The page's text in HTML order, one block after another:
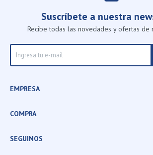
Suscríbete a nuestra
Recibe todas las novedades y ofertas de
EMPRESA
COMPRA
SEGUINOS